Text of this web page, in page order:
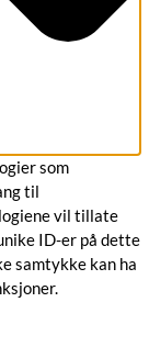
som
til
vil tillate
ID-er på dette
samtykke kan ha